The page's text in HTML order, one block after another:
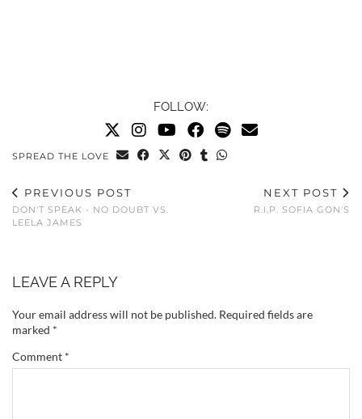
FOLLOW:
SPREAD THE LOVE
PREVIOUS POST
DON'T SPEAK - NO DOUBT VS.
LEELA JAMES
NEXT POST
R.I.P. SOFIA GON'S
LEAVE A REPLY
Your email address will not be published. Required fields are
marked *
Comment *